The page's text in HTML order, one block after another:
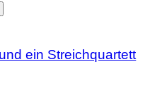
ein Streichquartett